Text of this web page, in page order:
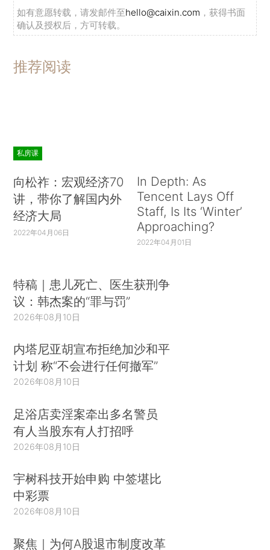
如有意愿转载，请发邮件至hello@caixin.com ，获得书面
确认及授权后，方可转载。
推荐阅读
私房课
向松祚：宏观经济70
讲，带你了解国内外
经济大局
2022年04月06日
In Depth: As
Tencent Lays Off
Staff, Is Its ‘Winter’
Approaching?
2022年04月01日
特稿｜患儿死亡、医生获刑争
议：韩杰案的“罪与罚”
2026年08月10日
内塔尼亚胡宣布拒绝加沙和平
计划 称“不会进行任何撤军”
2026年08月10日
足浴店卖淫案牵出多名警员
有人当股东有人打招呼
2026年08月10日
宇树科技开始申购 中签堪比
中彩票
2026年08月10日
聚焦｜为何A股退市制度改革